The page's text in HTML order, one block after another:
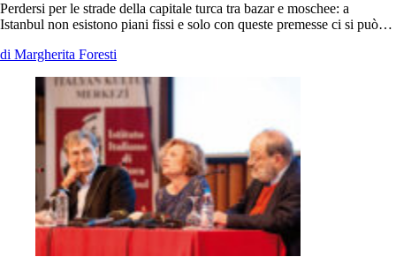
Perdersi per le strade della capitale turca tra bazar e moschee: a
Istanbul non esistono piani fissi e solo con queste premesse ci si può…
di Margherita Foresti